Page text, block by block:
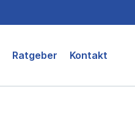
Ratgeber Kontakt